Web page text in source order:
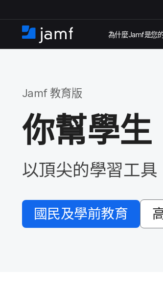
​
至
容
住
家
為​什麼Jamf是​您​
Jamf 教育版
你​幫​學生
以​頂尖​的​學習​工
國民​及​學前​教育